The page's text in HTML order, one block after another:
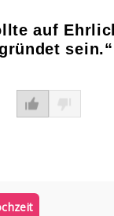
auf
sein.“